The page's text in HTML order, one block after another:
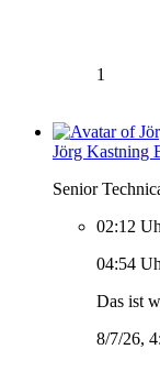
1
Jörg Kastning
Senior
02:12
04:54
Das ist
8/7/26,